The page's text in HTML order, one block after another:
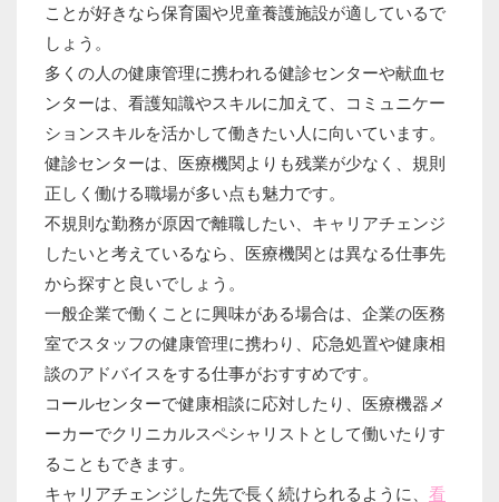
ことが好きなら保育園や児童養護施設が適しているで
しょう。
多くの人の健康管理に携われる健診センターや献血セ
ンターは、看護知識やスキルに加えて、コミュニケー
ションスキルを活かして働きたい人に向いています。
健診センターは、医療機関よりも残業が少なく、規則
正しく働ける職場が多い点も魅力です。
不規則な勤務が原因で離職したい、キャリアチェンジ
したいと考えているなら、医療機関とは異なる仕事先
から探すと良いでしょう。
一般企業で働くことに興味がある場合は、企業の医務
室でスタッフの健康管理に携わり、応急処置や健康相
談のアドバイスをする仕事がおすすめです。
コールセンターで健康相談に応対したり、医療機器メ
ーカーでクリニカルスペシャリストとして働いたりす
ることもできます。
キャリアチェンジした先で長く続けられるように、 看